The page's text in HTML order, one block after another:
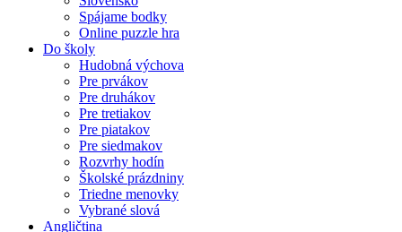
Spájame bodky
Online puzzle hra
Do školy
Hudobná výchova
Pre prvákov
Pre druhákov
Pre tretiakov
Pre piatakov
Pre siedmakov
Rozvrhy hodín
Školské prázdniny
Triedne menovky
Vybrané slová
Angličtina